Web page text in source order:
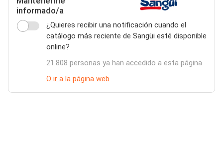
informado/a
¿Quieres recibir una notificación cuando el
catálogo más reciente de Sangüi esté disponible
online?
21.808 personas ya han accedido a esta página
O ir a la página web